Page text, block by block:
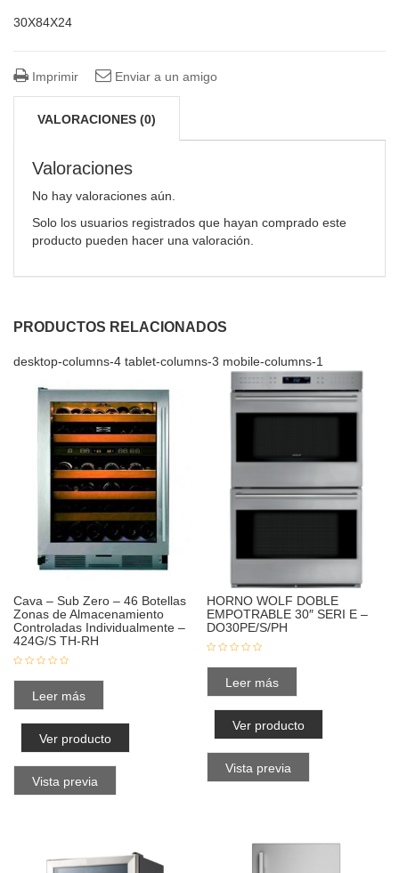
30X84X24
Imprimir Enviar a un amigo
VALORACIONES (0)
Valoraciones
No hay valoraciones aún.
Solo los usuarios registrados que hayan comprado este
producto pueden hacer una valoración.
PRODUCTOS RELACIONADOS
desktop-columns-4 tablet-columns-3 mobile-columns-1
Cava – Sub Zero – 46 Botellas
Zonas de Almacenamiento
Controladas Individualmente –
424G/S TH-RH
Leer más
Ver producto
Vista previa
HORNO WOLF DOBLE
EMPOTRABLE 30″ SERI E –
DO30PE/S/PH
Leer más
Ver producto
Vista previa